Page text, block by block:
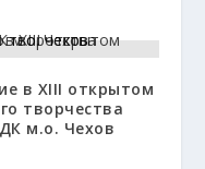
в ХIII открытом
творчества
м.о. Чехов